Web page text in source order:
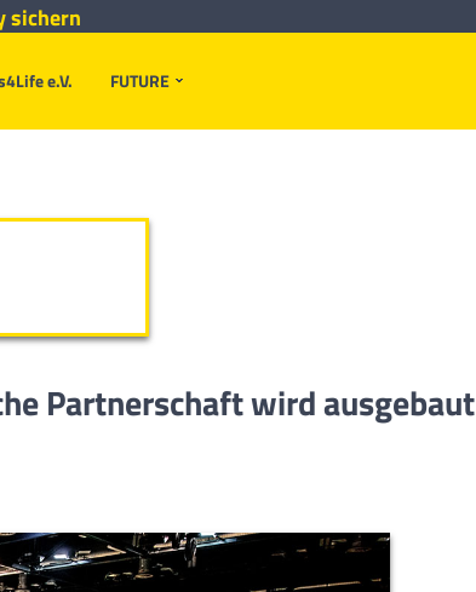
e.V. FUTURE
sichern
Partnerschaft wird ausgebaut